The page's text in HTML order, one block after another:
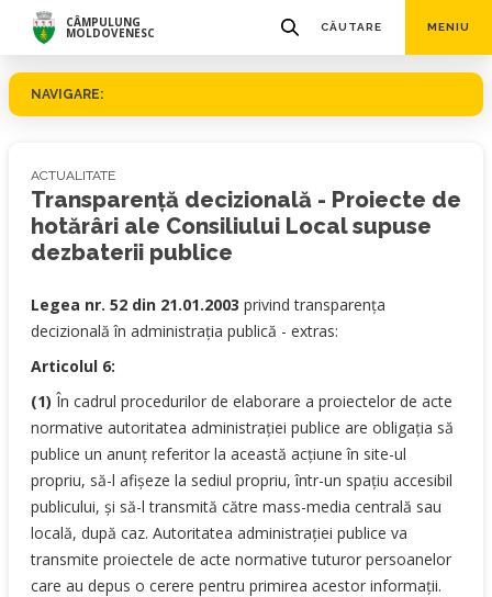
CÂMPULUNG
MOLDOVENESC CĂUTARE MENIU
NAVIGARE:
ACTUALITATE
Transparență decizională - Proiecte de
hotărâri ale Consiliului Local supuse
dezbaterii publice
Legea nr. 52 din 21.01.2003 privind transparenţa
decizională în administraţia publică - extras:
Articolul 6:
(1) În cadrul procedurilor de elaborare a proiectelor de acte
normative autoritatea administraţiei publice are obligaţia să
publice un anunţ referitor la această acţiune în site-ul
propriu, să-l afişeze la sediul propriu, într-un spaţiu accesibil
publicului, şi să-l transmită către mass-media centrală sau
locală, după caz. Autoritatea administraţiei publice va
transmite proiectele de acte normative tuturor persoanelor
care au depus o cerere pentru primirea acestor informaţii.